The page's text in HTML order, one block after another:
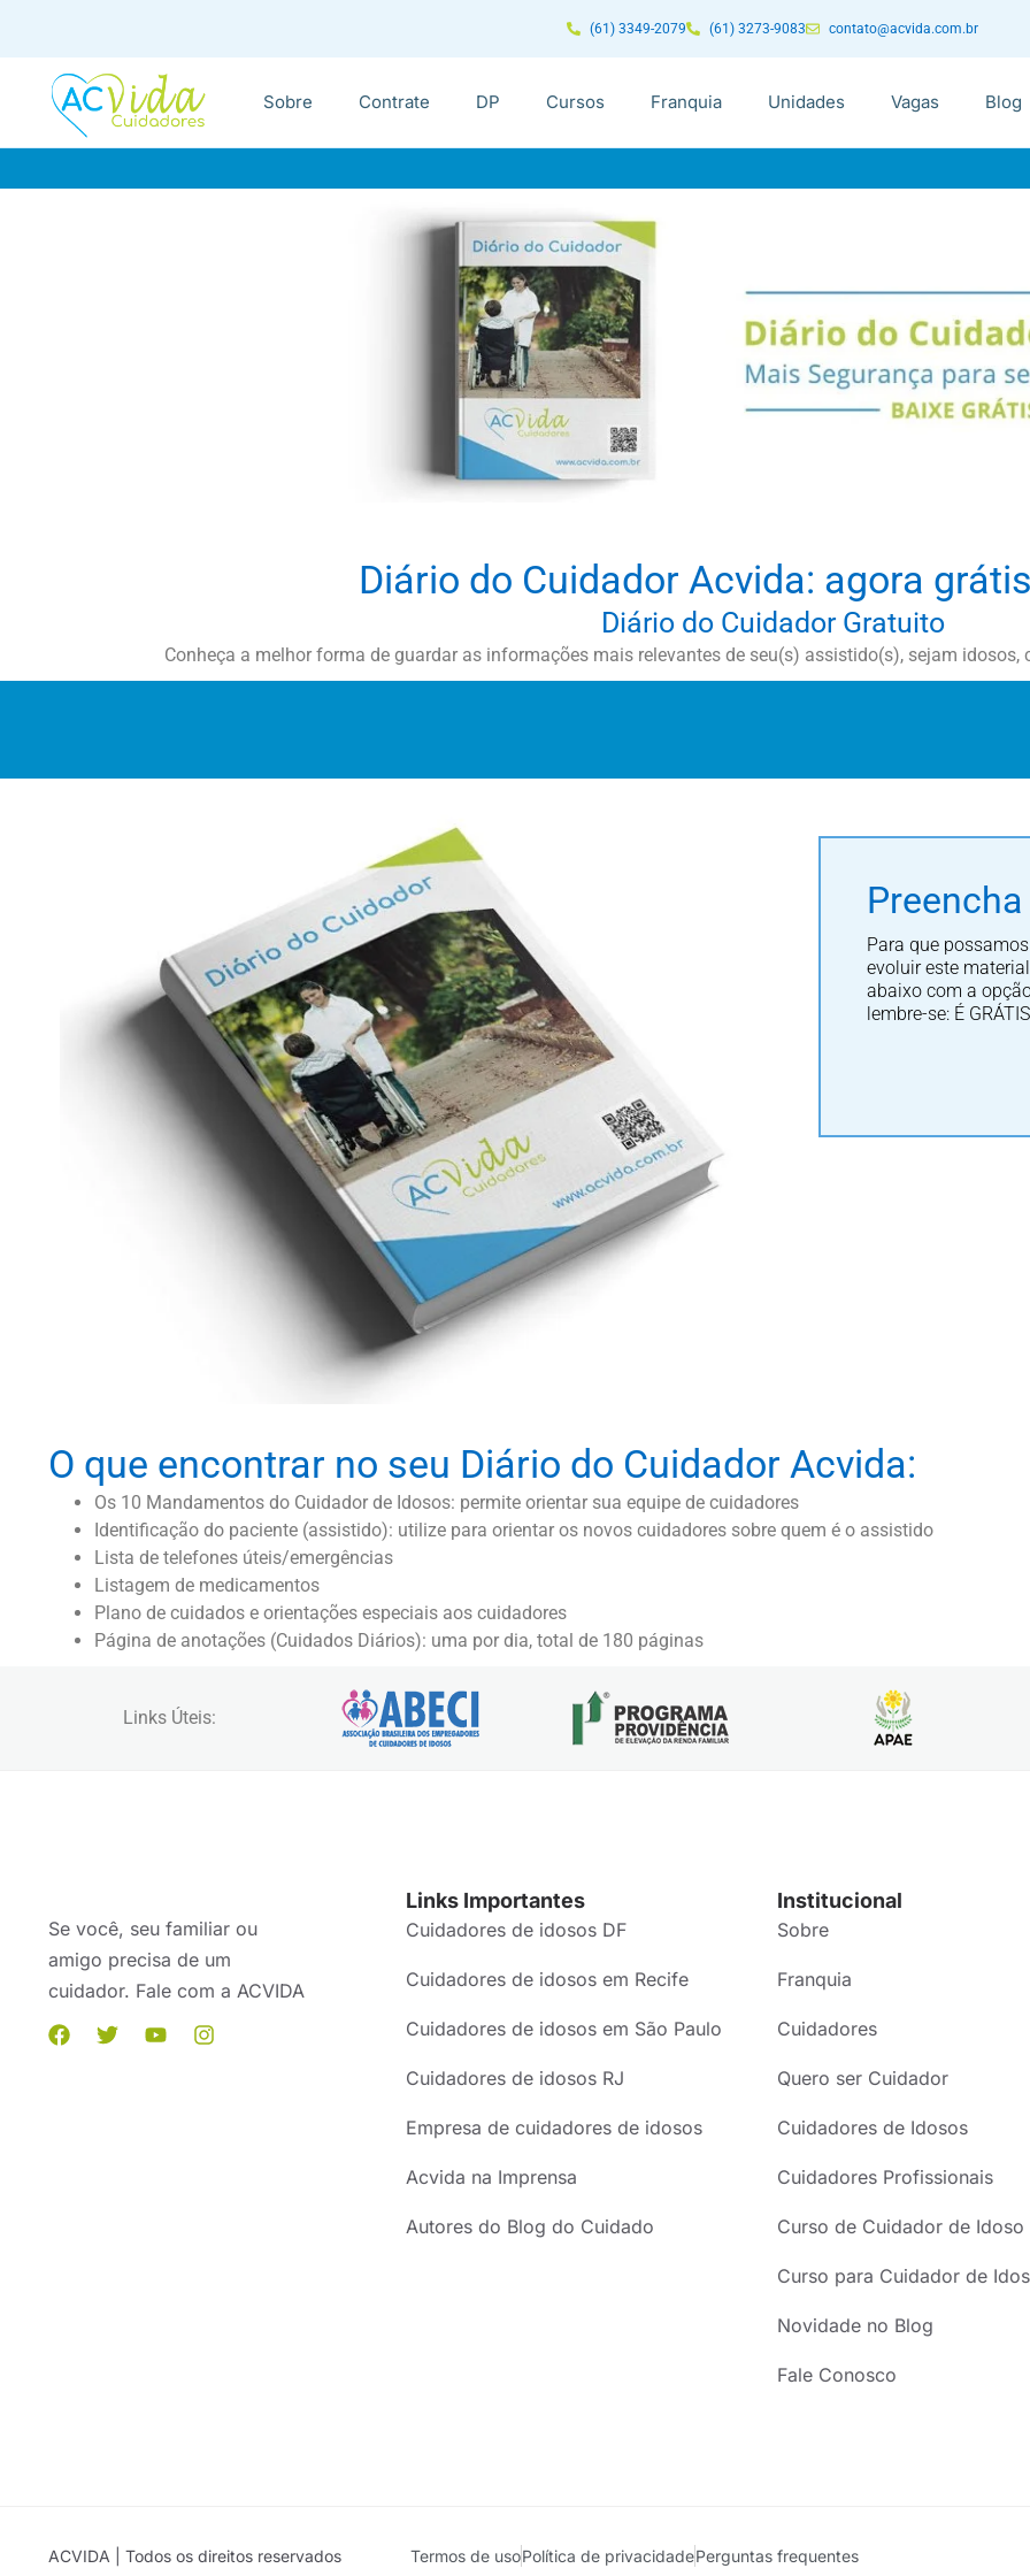
(61) 3349-2079 (61) 3273-9083 contato@acvida.com.br
Sobre Contrate DP Cursos Franquia Unidades Vagas Blog
Diário do Cuidador Acvida: agora
Diário do Cuidador Gratuito
Conheça a melhor forma de guardar as informações mais relevantes de seu(s) assistido(s), sejam
Para que
evoluir este
abaixo com a
lembre-se: É
O que encontrar no seu Diário do Cuidador Acvida:
Os 10 Mandamentos do Cuidador de Idosos: permite orientar sua equipe de cuidadores
Identificação do paciente (assistido): utilize para orientar os novos cuidadores sobre quem é o assistido
Lista de telefones úteis/emergências
Listagem de medicamentos
Plano de cuidados e orientações especiais aos cuidadores
Página de anotações (Cuidados Diários): uma por dia, total de 180 páginas
Links Úteis:
Se você, seu familiar ou
amigo precisa de um
cuidador. Fale com a ACVIDA
Links Importantes
Cuidadores de idosos DF
Cuidadores de idosos em Recife
Cuidadores de idosos em São Paulo
Cuidadores de idosos RJ
Empresa de cuidadores de idosos
Acvida na Imprensa
Autores do Blog do Cuidado
Institucional
Sobre
Franquia
Cuidadores
Quero ser Cuidador
Cuidadores de Idosos
Cuidadores Profissionais
Curso de Cuidador de Idoso
Curso para Cuidador de
Novidade no Blog
Fale Conosco
ACVIDA | Todos os direitos reservados Termos de usoPolítica de privacidadePerguntas frequentes